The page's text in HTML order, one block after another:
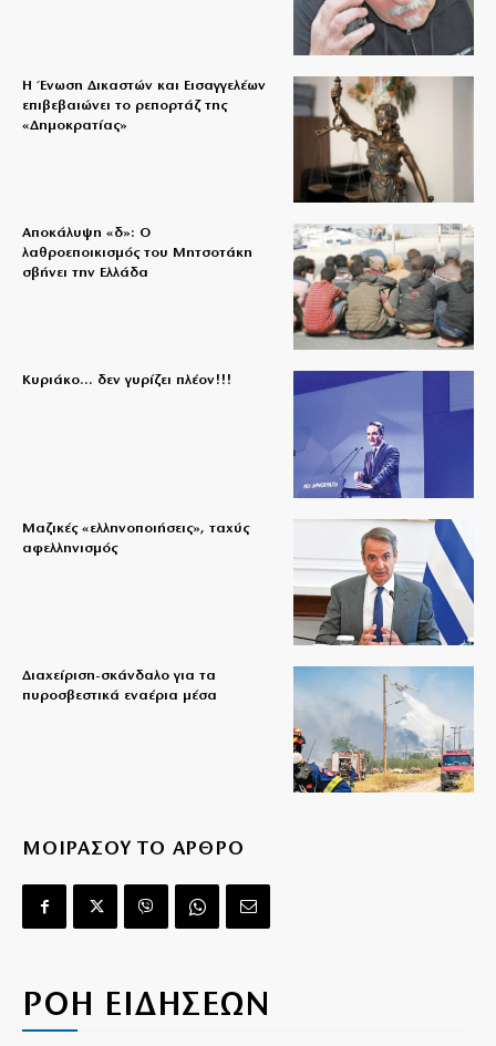
Η Ένωση Δικαστών και Εισαγγελέων
επιβεβαιώνει το ρεπορτάζ της
«Δημοκρατίας»
Αποκάλυψη «δ»: Ο
λαθροεποικισμός του Μητσοτάκη
σβήνει την Ελλάδα
Κυριάκο… δεν γυρίζει πλέον!!!
Μαζικές «ελληνοποιήσεις», ταχύς
αφελληνισμός
Διαχείριση-σκάνδαλο για τα
πυροσβεστικά εναέρια μέσα
ΜΟΙΡΑΣΟΥ ΤΟ ΑΡΘΡΟ
ΡΟΗ ΕΙΔΗΣΕΩΝ